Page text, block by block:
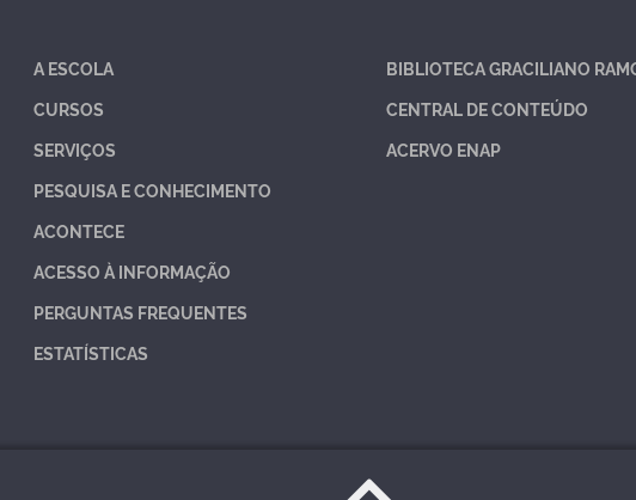
A ESCOLA
CURSOS
SERVIÇOS
PESQUISA E CONHECIMENTO
ACONTECE
ACESSO À INFORMAÇÃO
PERGUNTAS FREQUENTES
ESTATÍSTICAS
BIBLIOTECA GRACILIANO
CENTRAL DE CONTEÚDO
ACERVO ENAP